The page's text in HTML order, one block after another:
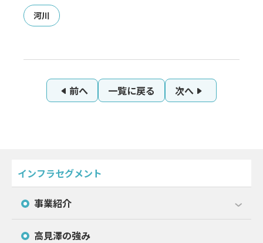
河川
前へ 一覧に戻る 次へ
インフラセグメント
事業紹介
高見澤の強み